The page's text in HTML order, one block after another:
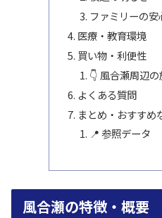
ファミリーの安
医療・教育環境
買い物・利便性
👇 風合瀬周辺
よくある質問
まとめ・おすすめ
📍 参照データ
風合瀬の特徴・概要